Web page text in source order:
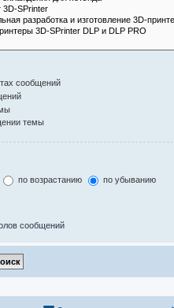
сообщений
темы
по возрастанию по убыванию
сообщений